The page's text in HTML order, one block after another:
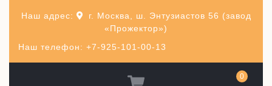
Наш телефон: +7-925-101-00-13
Наш адрес:
г. Москва, ш. Энтузиастов 56 (завод
«Прожектор»)
0